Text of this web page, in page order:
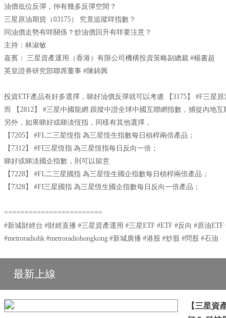
油價低位反彈，仲有幾多反彈空間？
三星原油期貨（03175） 究竟追蹤咩指數？
同油價走勢有咩關係？炒油價回升有咩要注意？
主持：林淑敏
嘉賓： 三星資產運用（香港）有限公司機構投資策略副總裁 #楊書超
英皇證券研究部聯席董事 #陳錦興
投資ETF產品有好多選擇，睇好油價反彈就可以考慮 【3175】 #F三星原
而 【2812】 #三星中國龍網 跟蹤中證全球中國互聯網指數，捕捉內地互
另外，如果睇好或睇淡恆指，同樣有其他選擇，
【7205】 #FL二三星恆指 為三星恆生指數每日槓桿兩倍產品；
【7312】 #FI三星恆指 為三星恆指每日反向一倍；
睇好或睇淡國企指數，則可以留意
【7228】 #FL二三星國指 為三星恆生國企指數每日槓桿兩倍產品；
【7328】 #FI三星國指 為三星恆生國企指數每日反向一倍產品；
========================
#新城財經台 #財經直播 #三星資產運用 #三星ETF #ETF #反向 #原油ETF
#metroradiohk #metroradiohongkong #新城廣播 #港股 #炒股 #問股 #石油
最新上線
【三星資